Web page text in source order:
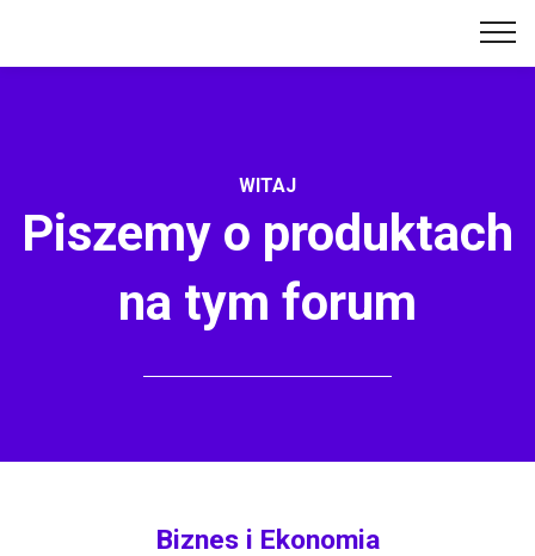
WITAJ
Piszemy o produktach
na tym forum
Biznes i Ekonomia